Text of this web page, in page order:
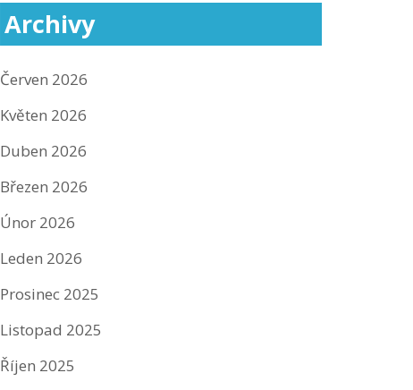
Archivy
Červen 2026
Květen 2026
Duben 2026
Březen 2026
Únor 2026
Leden 2026
Prosinec 2025
Listopad 2025
Říjen 2025